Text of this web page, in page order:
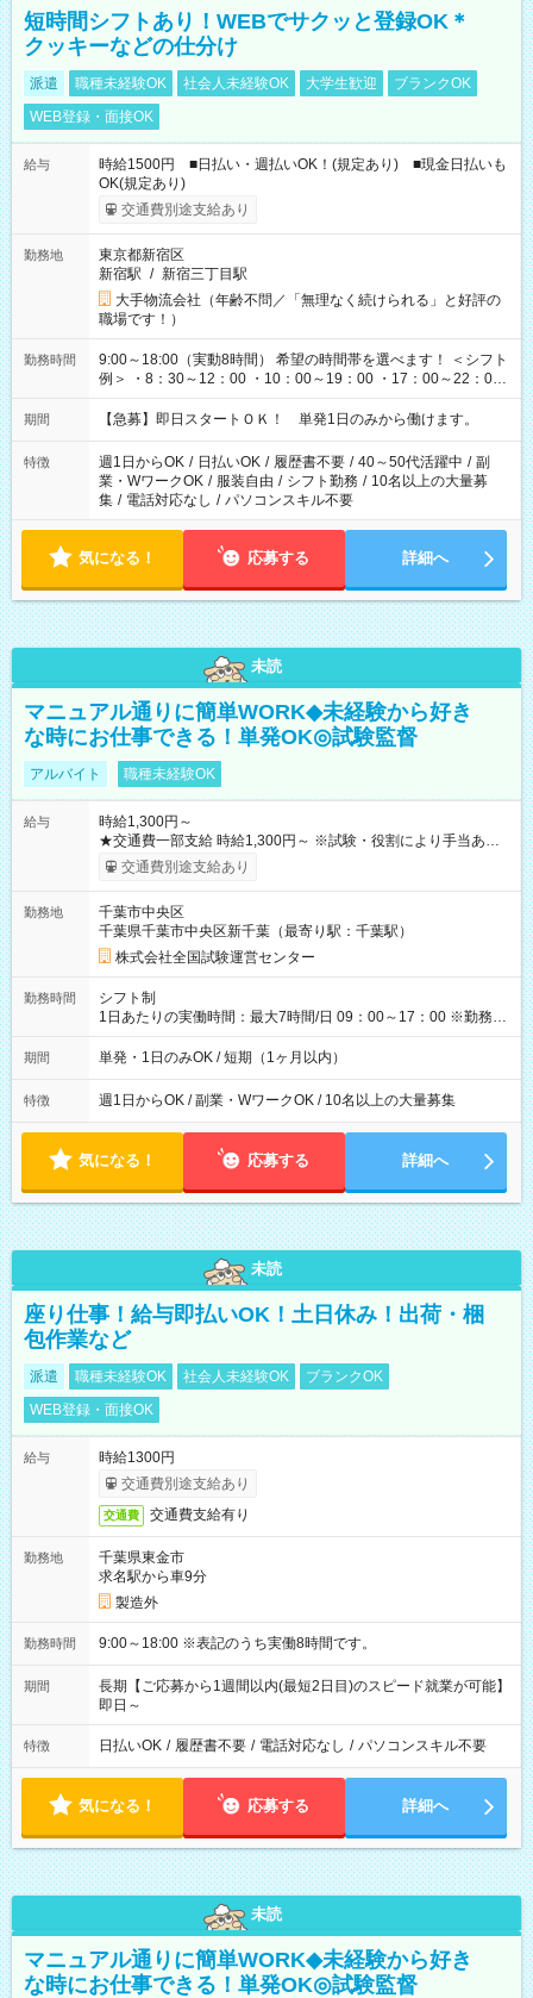
短時間シフトあり！WEBでサクッと登録OK＊
クッキーなどの仕分け
派遣 職種未経験OK 社会人未経験OK 大学生歓迎
ブランクOK
WEB登録・面接OK
給与
時給1500円 ■日払い・週払いOK！(規定あり) ■現金日払いも
OK(規定あり)
交通費別途支給あり
勤務地
東京都新宿区
新宿駅 / 新宿三丁目駅
大手物流会社（年齢不問／「無理なく続けられる」と好評の
職場です！）
勤務時間
9:00～18:00（実動8時間） 希望の時間帯を選べます！ ＜シフト
例＞ ・8：30～12：00 ・10：00～19：00 ・17：00～22：00
・13：00～22：00 ・22：00～翌6：00 など
期間 【急募】即日スタートＯＫ！ 単発1日のみから働けます。
特徴 週1日からOK / 日払いOK / 履歴書不要 / 40～50代活躍中 / 副
業・WワークOK / 服装自由 / シフト勤務 / 10名以上の大量募
集 / 電話対応なし / パソコンスキル不要
気になる！ 応募する 詳細へ
未読
マニュアル通りに簡単WORK◆未経験から好き
な時にお仕事できる！単発OK◎試験監督
アルバイト 職種未経験OK
給与
時給1,300円～
★交通費一部支給 時給1,300円～ ※試験・役割により手当あり
※勤務回数により昇給あり 【即給（前払い）オプションあ
り！】 希望される場合、勤務から1週間ほどで給与の一部を受け
例】 ・河合塾模擬試験 8:30～17:30（休憩1時間） 時給1,300円
×8時間＝日収10,400円＋交通費 ※当日の役割により時給＋100
円の場合あり ・国家試験 7:00～13:30（休憩なし） 時給1,300
円（役割手当＋100円）×6時間＝日収8,400円＋交通費 【試用期
間】試用期間なし
交通費別途支給あり
勤務地
千葉市中央区
千葉県千葉市中央区新千葉（最寄り駅：千葉駅）
株式会社全国試験運営センター
勤務時間
シフト制
1日あたりの実働時間：最大7時間/日 09：00～17：00 ※勤務時
間は 試験により異なります。
期間 単発・1日のみOK / 短期（1ヶ月以内）
特徴 週1日からOK / 副業・WワークOK / 10名以上の大量募集
気になる！ 応募する 詳細へ
未読
座り仕事！給与即払いOK！土日休み！出荷・梱
包作業など
派遣 職種未経験OK 社会人未経験OK
ブランクOK
WEB登録・面接OK
給与
時給1300円
交通費別途支給あり
交通費 交通費支給有り
勤務地
千葉県東金市
求名駅から車9分
製造外
勤務時間 9:00～18:00 ※表記のうち実働8時間です。
期間
長期【ご応募から1週間以内(最短2日目)のスピード就業が可能】
即日～
特徴 日払いOK / 履歴書不要 / 電話対応なし / パソコンスキル不要
気になる！ 応募する 詳細へ
未読
マニュアル通りに簡単WORK◆未経験から好き
な時にお仕事できる！単発OK◎試験監督